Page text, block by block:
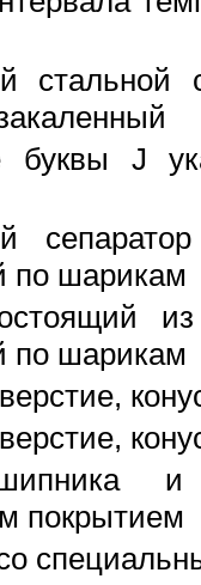
стальной
J
по шарикам
по шарикам
покрытием